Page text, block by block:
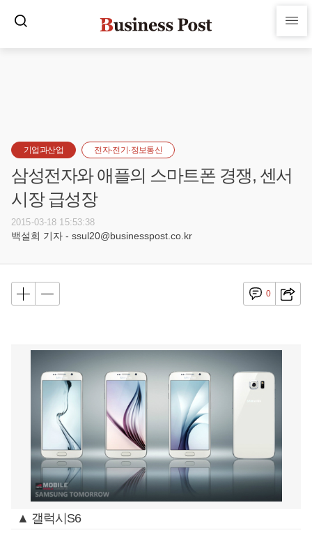
기업과산업 전자·전기·정보통신
삼성전자와 애플의 스마트폰 경쟁, 센서
시장 급성장
2015-03-18 15:53:38
백설희 기자 - ssul20@businesspost.co.kr
0
▲ 갤럭시S6